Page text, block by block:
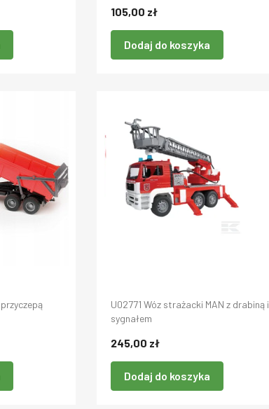
105,00 zł
Dodaj do koszyka
U02771 Wóz strażacki MAN z drabiną i
sygnałem
245,00 zł
Dodaj do koszyka